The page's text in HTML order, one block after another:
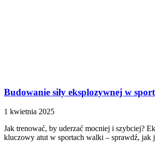
Budowanie siły eksplozywnej w
1 kwietnia 2025
Jak trenować, by uderzać mocniej i szybciej?
kluczowy atut w sportach walki – sprawdź, jak